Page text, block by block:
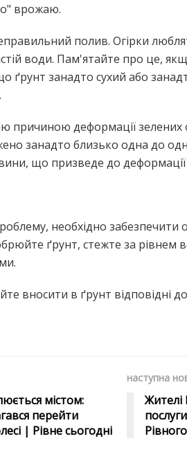
врожаю.
полив. Огірки
води. Пам'ятайте про це,
ґрунт занадто сухий або
деформації зелених
занадто близько одна до
що призведе до деформації
необхідно забезпечити
ґрунт, стежте за рівнем
вносити в ґрунт відповідні
містом:
перейти
| Рівне сьогодні
наступна